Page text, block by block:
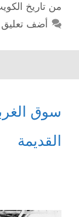
من تاريخ
أضف تعليق
سوق
القديمة